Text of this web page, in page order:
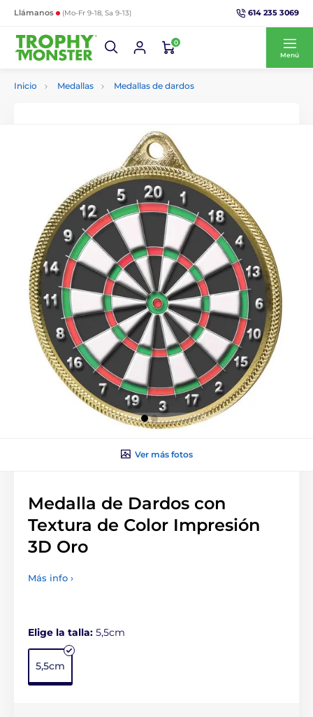
Llámanos (Mo-Fr 9-18, Sa 9-13) 614 235 3069
0
Menú
Inicio Medallas Medallas de dardos
Ver más fotos
Medalla de Dardos con
Textura de Color Impresión
3D Oro
Más info ›
Elige la talla: 5,5cm
5,5cm